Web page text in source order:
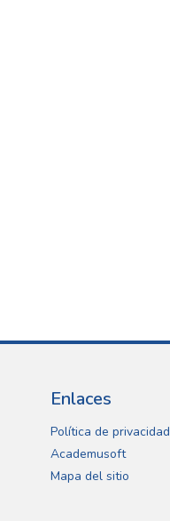
Enlaces
Política de privacidad
Academusoft
Mapa del sitio